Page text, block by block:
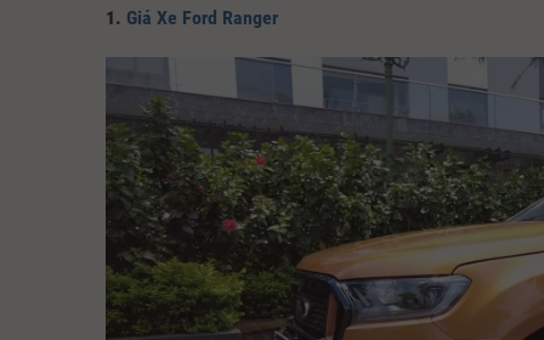
1. Giá Xe Ford Ranger